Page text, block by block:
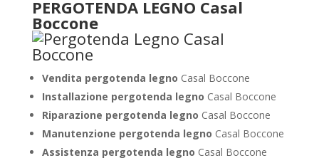
PERGOTENDA LEGNO Casal
Boccone
Vendita pergotenda legno Casal Boccone
Installazione pergotenda legno Casal Boccone
Riparazione pergotenda legno Casal Boccone
Manutenzione pergotenda legno Casal Boccone
Assistenza pergotenda legno Casal Boccone